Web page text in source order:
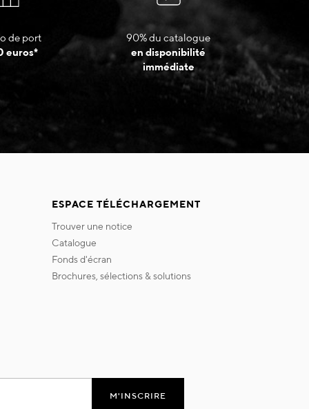
de port
euros*
90% du catalogue
en disponibilité
immédiate
ESPACE TÉLÉCHARGEMENT
trouver une notice
catalogue
fonds d'écran
brochures, sélections & solutions
M'INSCRIRE